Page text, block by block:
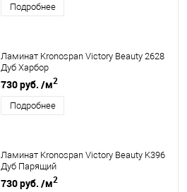
Подробнее
Ламинат Kronospan Victory Beauty 2628
Дуб Харбор
730 руб. /м2
Подробнее
Ламинат Kronospan Victory Beauty K396
Дуб Парящий
730 руб. /м2